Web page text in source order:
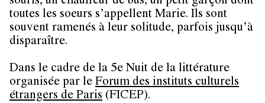
toutes les soeurs s’appellent Marie. Ils sont
souvent ramenés à leur solitude, parfois jusqu’à
disparaître.
Dans le cadre de la 5e Nuit de la littérature
organisée par le Forum des instituts culturels
étrangers de Paris (FICEP).